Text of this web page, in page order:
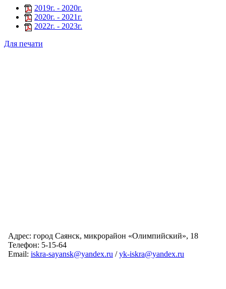
2019г. - 2020г.
2020г. - 2021г.
2022г. - 2023г.
Для печати
Адрес: город Саянск, микрорайон «Олимпийский», 18
Телефон: 5-15-64
Email: iskra-sayansk@yandex.ru /yk-iskra@yandex.ru